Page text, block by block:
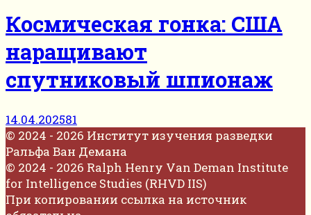
Космическая гонка: США
наращивают
спутниковый шпионаж
14.04.202581
© 2024 - 2026 Институт изучения разведки
Ральфа Ван Демана
© 2024 - 2026 Ralph Henry Van Deman Institute
for Intelligence Studies (RHVD IIS)
При копировании ссылка на источник